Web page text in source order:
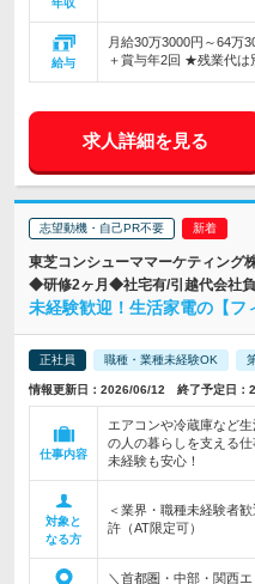
年収
給与
月給30万3000円～64万
＋賞与年2回 ★残業代は
求人詳細を見る
志望動機・自己PR不要
東芝コンシューママーケティング
◆研修2ヶ月◆社宅有/引越代会社
未経験歓迎！生活家電の【フ
正社員 職種・業種未経験OK
情報更新日：2026/06/12 終了予定日：
仕事内容
エアコンや冷蔵庫など
の人の暮らしを支える
未経験も安心！
対象と
なる方
＜業界・職種未経験者
許（AT限定可）
＼首都圏・中部・関西